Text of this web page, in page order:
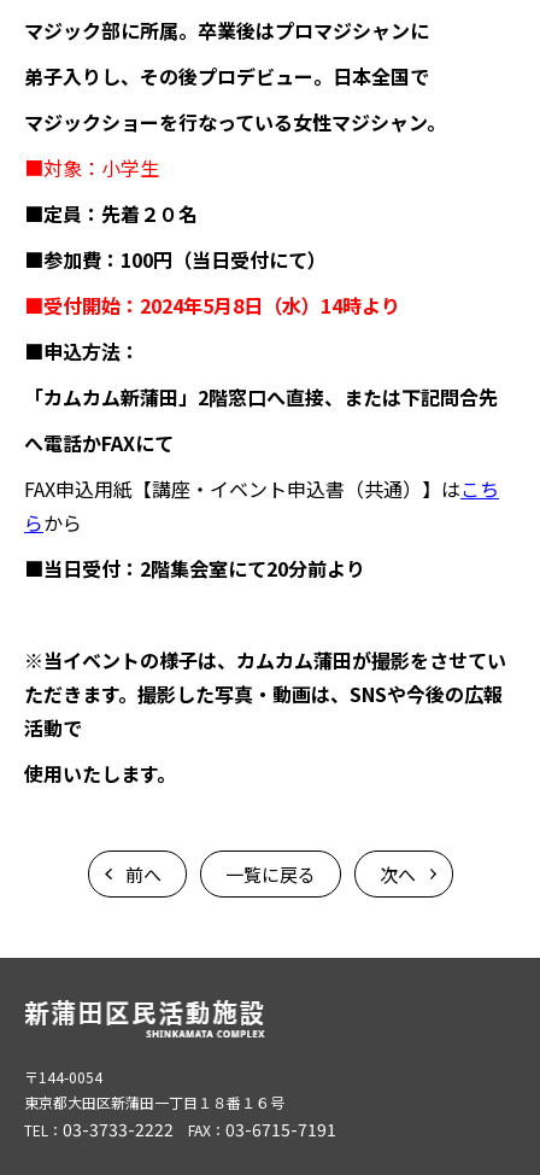
マジック部に所属。卒業後はプロマジシャンに
弟子入りし、その後プロデビュー。日本全国で
マジックショーを行なっている女性マジシャン。
■対象：小学生
■定員：先着２０名
■参加費： 100円（当日受付にて）
■受付開始： 2024年5月8日（水） 14時より
■申込方法：
「カムカム新蒲田」 2階窓口へ直接、または下記問合先
へ電話かFAXにて
FAX申込用紙【講座・イベント申込書（共通）】はこち
らから
■当日受付： 2階集会室にて20分前より
※当イベントの様子は、カムカム蒲田が撮影をさせてい
ただきます。撮影した写真・動画は、 SNSや今後の広報
活動で
使用いたします。
前へ 一覧に戻る 次へ
〒144-0054
東京都大田区新蒲田一丁目１８番１６号
TEL： 03-3733-2222 FAX： 03-6715-7191